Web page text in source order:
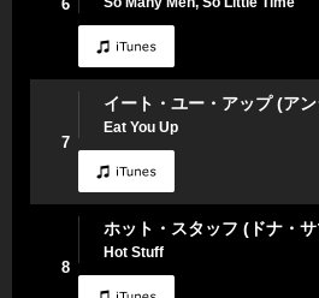
6
7
イート・ユー・アップ (ア
Eat You Up
8
ホット・スタッフ (ドナ・
Hot Stuff